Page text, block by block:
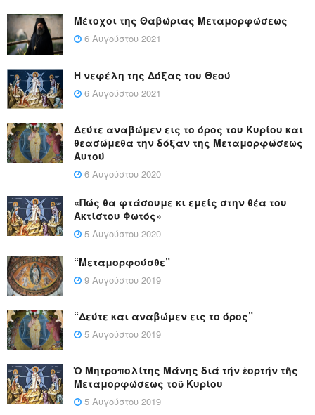
Μέτοχοι της Θαβώριας Μεταμορφώσεως
6 Αυγούστου 2021
Η νεφέλη της Δόξας του Θεού
6 Αυγούστου 2021
Δεύτε αναβώμεν εις το όρος του Κυρίου και
θεασώμεθα την δόξαν της Μεταμορφώσεως
Αυτού
6 Αυγούστου 2020
«Πώς θα φτάσουμε κι εμείς στην θέα του
Ακτίστου Φωτός»
5 Αυγούστου 2020
“Μεταμορφούσθε”
9 Αυγούστου 2019
“Δεύτε και αναβώμεν εις το όρος”
5 Αυγούστου 2019
Ὁ Μητροπολίτης Μάνης διά τήν ἑορτήν τῆς
Μεταμορφώσεως τοῦ Κυρίου
5 Αυγούστου 2019